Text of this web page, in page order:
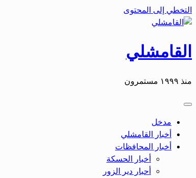
التخطي إلى المحتوى
القامشلي
منذ ١٩٩٩ مستمرون
مدخل
أخبار القامشلي
أخبار المحافظات
أخبار الحسكة
أحبار دير الزور